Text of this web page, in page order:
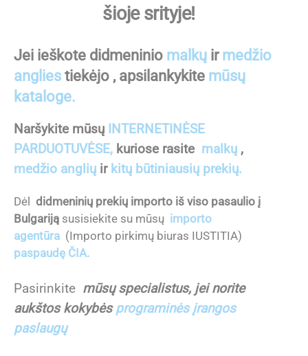
šioje srityje!
Jei ieškote didmeninio malkų ir medžio
anglies tiekėjo , apsilankykite mūsų
kataloge.
Naršykite mūsų
INTERNETINĖSE
PARDUOTUVĖSE, kuriose rasite malkų ,
medžio anglių ir kitų būtiniausių prekių.
Dėl didmeninių prekių importo iš viso pasaulio į
Bulgariją susisiekite su mūsų importo
agentūra (Importo pirkimų biuras IUSTITIA)
paspaudę ČIA.
Pasirinkite mūsų specialistus, jei norite
aukštos kokybėsprograminės įrangos
paslaugų